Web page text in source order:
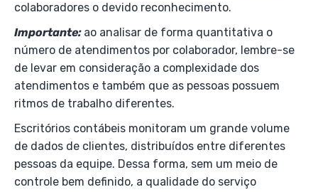
colaboradores o devido reconhecimento.
Importante: ao analisar de forma quantitativa o
número de atendimentos por colaborador, lembre-se
de levar em consideração a complexidade dos
atendimentos e também que as pessoas possuem
ritmos de trabalho diferentes.
Escritórios contábeis monitoram um grande volume
de dados de clientes, distribuídos entre diferentes
pessoas da equipe. Dessa forma, sem um meio de
controle bem definido, a qualidade do serviço